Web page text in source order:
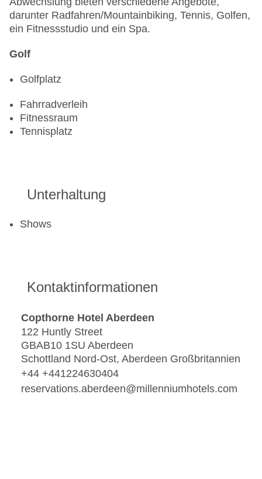
darunter Radfahren/Mountainbiking, Tennis, Golfen,
ein Fitnessstudio und ein Spa.
Golf
Golfplatz
Fahrradverleih
Fitnessraum
Tennisplatz
Unterhaltung
Shows
Kontaktinformationen
Copthorne Hotel Aberdeen
122 Huntly Street
GBAB10 1SU Aberdeen
Schottland Nord-Ost, Aberdeen Großbritannien
+44 +441224630404
reservations.aberdeen@millenniumhotels.com